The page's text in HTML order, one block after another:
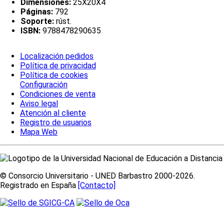
Dimensiones: 25X20X4
Páginas: 792
Soporte: rúst.
ISBN: 9788478290635
Localización pedidos
Política de privacidad
Política de cookies
Configuración
Condiciones de venta
Aviso legal
Atención al cliente
Registro de usuarios
Mapa Web
© Consorcio Universitario - UNED Barbastro 2000-2026.
Registrado en España [Contacto]